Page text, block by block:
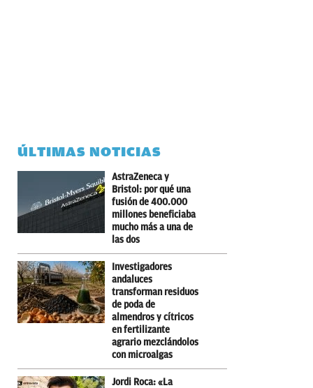
ÚLTIMAS NOTICIAS
AstraZeneca y
Bristol: por qué una
fusión de 400.000
millones beneficiaba
mucho más a una de
las dos
Investigadores
andaluces
transforman residuos
de poda de
almendros y cítricos
en fertilizante
agrario mezclándolos
con microalgas
Jordi Roca: «La